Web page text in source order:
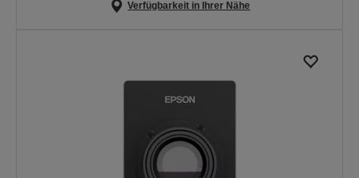
Verfügbarkeit in Ihrer Nähe